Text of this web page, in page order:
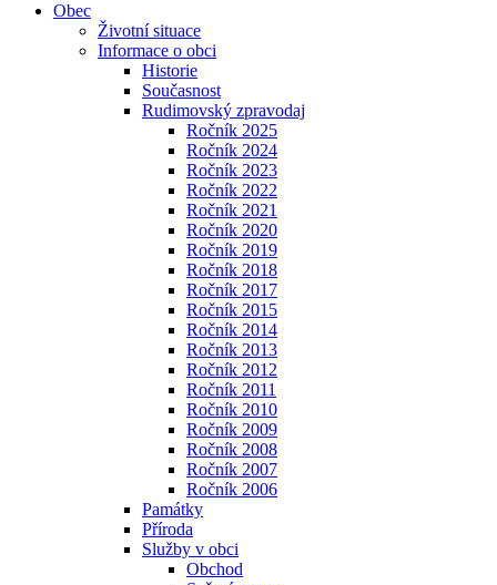
Obec
Životní situace
Informace o obci
Historie
Současnost
Rudimovský zpravodaj
Ročník 2025
Ročník 2024
Ročník 2023
Ročník 2022
Ročník 2021
Ročník 2020
Ročník 2019
Ročník 2018
Ročník 2017
Ročník 2015
Ročník 2014
Ročník 2013
Ročník 2012
Ročník 2011
Ročník 2010
Ročník 2009
Ročník 2008
Ročník 2007
Ročník 2006
Památky
Příroda
Služby v obci
Obchod